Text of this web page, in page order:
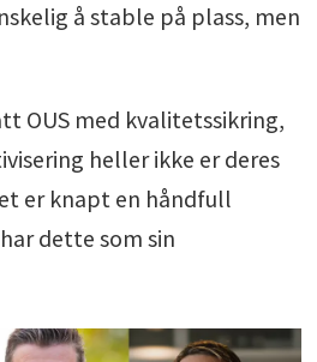
å stable på plass, men
OUS med kvalitetssikring,
heller ikke er deres
er knapt en håndfull
dette som sin